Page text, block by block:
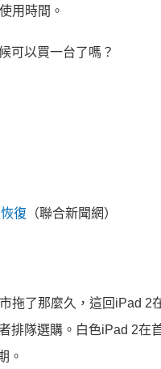
用時間。
可以買一台了嗎？
復 （聯合新聞網）
拖了那麼久，這回iPad
排隊選購。白色iPad 2在
。